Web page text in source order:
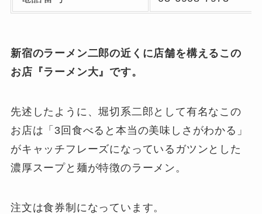
新宿のラーメン二郎の近くに店舗を構えるこの
お店『ラーメン大』です。
先述したように、堀切系二郎として有名なこの
お店は「3回食べると本当の美味しさがわかる」
がキャッチフレーズになっているガツンとした
濃厚スープと麺が特徴のラーメン。
注文は食券制になっています。